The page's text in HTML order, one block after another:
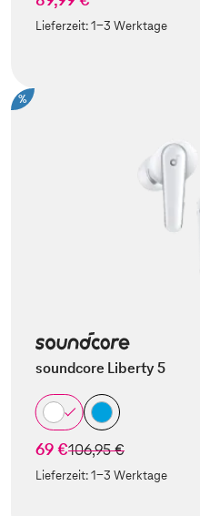
Lieferzeit:1-3 Werktage
%
soundcore Liberty 5
69 €statt
106,95 €
Lieferzeit:1-3 Werktage